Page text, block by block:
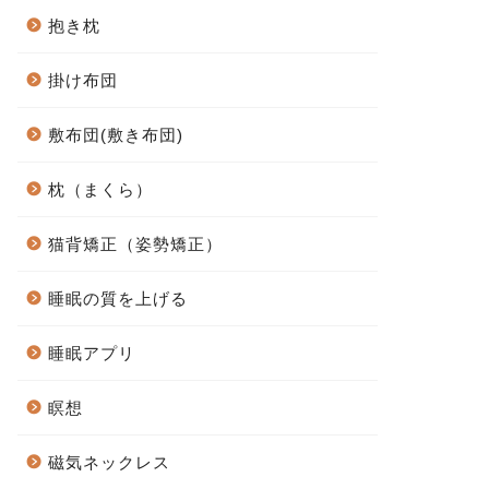
抱き枕
掛け布団
敷布団(敷き布団)
枕（まくら）
猫背矯正（姿勢矯正）
睡眠の質を上げる
睡眠アプリ
瞑想
磁気ネックレス